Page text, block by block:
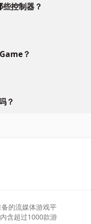
控制器？
？
？
的流媒体游戏平
含超过1000款游